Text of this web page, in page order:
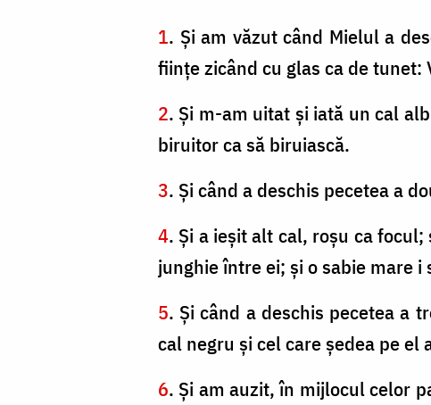
1. Şi am văzut când Mielul a
fiinţe zicând cu glas ca de tunet:
2. Şi m-am uitat şi iată un cal
biruitor ca să biruiască.
3. Şi când a deschis pecetea a
4. Şi a ieşit alt cal, roşu ca
junghie între ei; şi o sabie mare i
5. Şi când a deschis pecetea a
cal negru şi cel care şedea pe el
6. Şi am auzit, în mijlocul celor